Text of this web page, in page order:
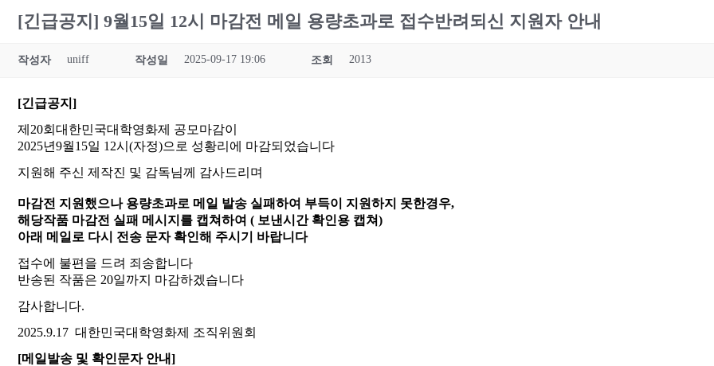
[긴급공지] 9월15일 12시 마감전 메일 용량초과로 접수반려되신 지원자 안내
작성자 uniff 작성일 2025-09-17 19:06 조회 2013
[긴급공지]
제20회대한민국대학영화제 공모마감이
2025년9월15일 12시(자정)으로 성황리에 마감되었습니다
지원해 주신 제작진 및 감독님께 감사드리며
마감전 지원했으나 용량초과로 메일 발송 실패하여 부득이 지원하지 못한경우,
해당작품 마감전 실패 메시지를 캡쳐하여 ( 보낸시간 확인용 캡쳐)
아래 메일로 다시 전송 문자 확인해 주시기 바랍니다
접수에 불편을 드려 죄송합니다
반송된 작품은 20일까지 마감하겠습니다
감사합니다.
2025.9.17 대한민국대학영화제 조직위원회
[메일발송 및 확인문자 안내]